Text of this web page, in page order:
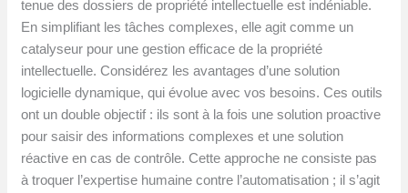
tenue des dossiers de propriété intellectuelle est indéniable.
En simplifiant les tâches complexes, elle agit comme un
catalyseur pour une gestion efficace de la propriété
intellectuelle. Considérez les avantages d’une solution
logicielle dynamique, qui évolue avec vos besoins. Ces outils
ont un double objectif : ils sont à la fois une solution proactive
pour saisir des informations complexes et une solution
réactive en cas de contrôle. Cette approche ne consiste pas
à troquer l’expertise humaine contre l’automatisation ; il s’agit